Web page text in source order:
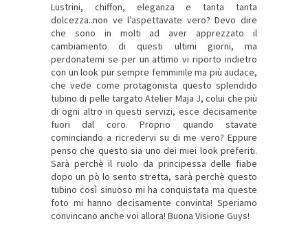
Lustrini, chiffon, eleganza e tanta tanta
dolcezza..non ve l’aspettavate vero? Devo dire
che sono in molti ad aver apprezzato il
cambiamento di questi ultimi giorni, ma
perdonatemi se per un attimo vi riporto indietro
con un look pur sempre femminile ma più audace,
che vede come protagonista questo splendido
tubino di pelle targato Atelier Maja J, colui che più
di ogni altro in questi servizi, esce decisamente
fuori dal coro. Proprio quando stavate
cominciando a ricredervi su di me vero? Eppure
penso che questo sia uno dei miei look preferiti.
Sarà perchè il ruolo da principessa delle fiabe
dopo un pò lo sento stretta, sarà perchè questo
tubino così sinuoso mi ha conquistata ma queste
foto mi hanno decisamente convinta! Speriamo
convincano anche voi allora! Buona Visione Guys!